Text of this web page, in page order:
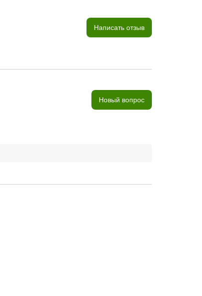
Написать отзыв
Новый вопрос